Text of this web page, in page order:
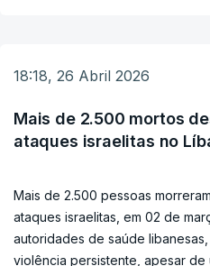
possibilidade como uma
estabilidade global.
"Não podemos permitir
nucleares em
essas armas e poriam em
18:18, 26 Abril 2026
Mais de 2.500 mortos
ataques israelitas no
Mais de 2.500 pessoas
ataques israelitas, em 02 de
autoridades de saúde
violência persistente, apesar